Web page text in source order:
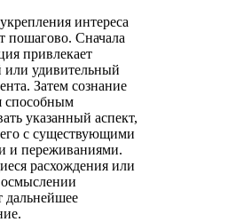
интереса
пошагово. Сначала
привлекает
или удивительный
Затем сознание
способным
указанный аспект,
с существующими
и переживаниями.
расхождения или
дальнейшее